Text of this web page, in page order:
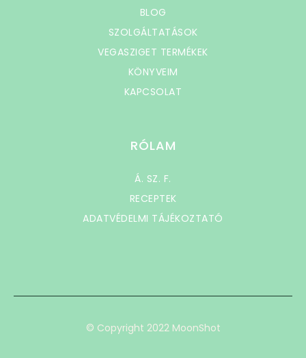
BLOG
SZOLGÁLTATÁSOK
VEGASZIGET TERMÉKEK
KÖNYVEIM
KAPCSOLAT
RÓLAM
Á. SZ. F.
RECEPTEK
ADATVÉDELMI TÁJÉKOZTATÓ
© Copyright 2022 MoonShot